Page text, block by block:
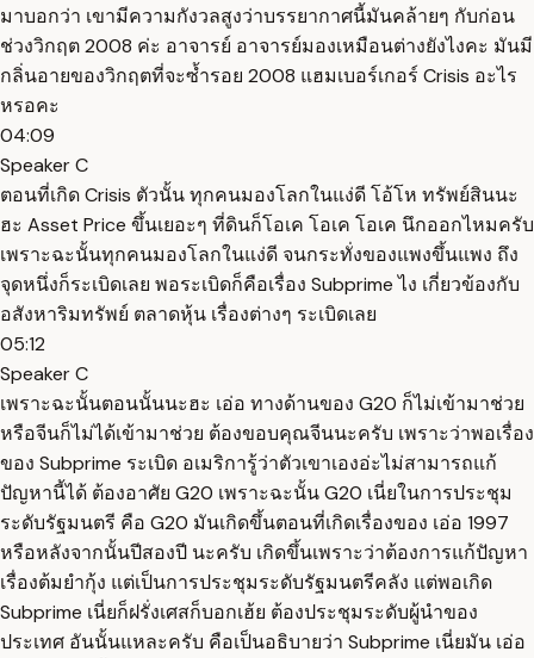
มาบอกว่า เขามีความกังวลสูงว่าบรรยากาศนี้มันคล้ายๆ กับก่อน
ช่วงวิกฤต 2008 ค่ะ อาจารย์ อาจารย์มองเหมือนต่างยังไงคะ มันมี
กลิ่นอายของวิกฤตที่จะซ้ำรอย 2008 แฮมเบอร์เกอร์ Crisis อะไร
หรอคะ
04:09
Speaker C
ตอนที่เกิด Crisis ตัวนั้น ทุกคนมองโลกในแง่ดี โอ้โห ทรัพย์สินนะ
ฮะ Asset Price ขึ้นเยอะๆ ที่ดินก็โอเค โอเค โอเค นึกออกไหมครับ
เพราะฉะนั้นทุกคนมองโลกในแง่ดี จนกระทั่งของแพงขึ้นแพง ถึง
จุดหนึ่งก็ระเบิดเลย พอระเบิดก็คือเรื่อง Subprime ไง เกี่ยวข้องกับ
อสังหาริมทรัพย์ ตลาดหุ้น เรื่องต่างๆ ระเบิดเลย
05:12
Speaker C
เพราะฉะนั้นตอนนั้นนะฮะ เอ่อ ทางด้านของ G20 ก็ไม่เข้ามาช่วย
หรือจีนก็ไม่ได้เข้ามาช่วย ต้องขอบคุณจีนนะครับ เพราะว่าพอเรื่อง
ของ Subprime ระเบิด อเมริการู้ว่าตัวเขาเองอ่ะไม่สามารถแก้
ปัญหานี้ได้ ต้องอาศัย G20 เพราะฉะนั้น G20 เนี่ยในการประชุม
ระดับรัฐมนตรี คือ G20 มันเกิดขึ้นตอนที่เกิดเรื่องของ เอ่อ 1997
หรือหลังจากนั้นปีสองปี นะครับ เกิดขึ้นเพราะว่าต้องการแก้ปัญหา
เรื่องต้มยำกุ้ง แต่เป็นการประชุมระดับรัฐมนตรีคลัง แต่พอเกิด
Subprime เนี่ยก็ฝรั่งเศสก็บอกเฮ้ย ต้องประชุมระดับผู้นำของ
ประเทศ อันนั้นแหละครับ คือเป็นอธิบายว่า Subprime เนี่ยมัน เอ่อ